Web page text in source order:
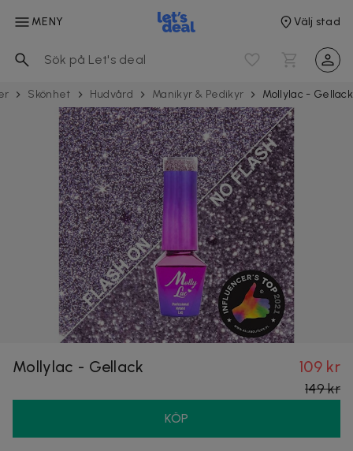
MENY Välj stad
Skönhet Hudvård Manikyr & Pedikyr Mollylac - Gellack
Mollylac - Gellack 109 kr
149 kr
KÖP